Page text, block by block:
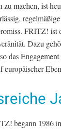
machen, ist
FRITZ!
Dazu
das
europäischer
begann 1986